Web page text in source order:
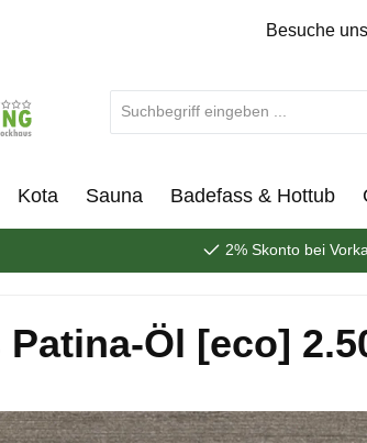
Besuche
Kota Sauna Badefass & Hottub
2% Skonto bei
Patina-Öl [eco]